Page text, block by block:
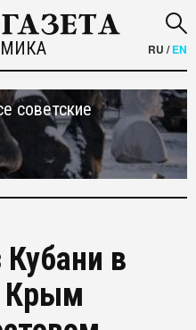
RU /EN
советские
в
Крым